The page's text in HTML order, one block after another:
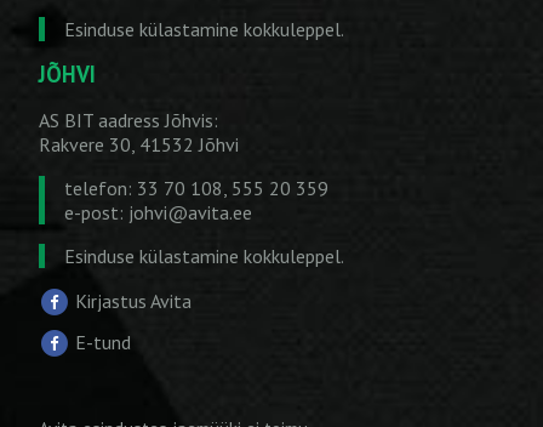
Esinduse külastamine kokkuleppel.
JÕHVI
AS BIT aadress Jõhvis:
Rakvere 30, 41532 Jõhvi
telefon: 33 70 108, 555 20 359
e-post: johvi@avita.ee
Esinduse külastamine kokkuleppel.
Kirjastus Avita
E-tund